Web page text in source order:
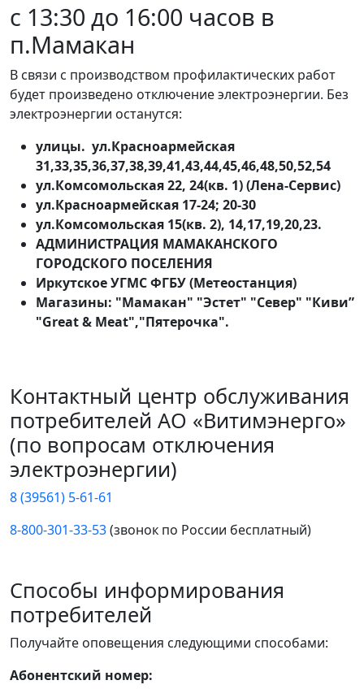
с 13:30 до 16:00 часов в
п.Мамакан
В связи с производством профилактических работ
будет произведено отключение электроэнергии. Без
электроэнергии останутся:
улицы. ул.Красноармейская
31,33,35,36,37,38,39,41,43,44,45,46,48,50,52,54
ул.Комсомольская 22, 24(кв. 1) (Лена-Сервис)
ул.Красноармейская 17-24; 20-30
ул.Комсомольская 15(кв. 2), 14,17,19,20,23.
АДМИНИСТРАЦИЯ МАМАКАНСКОГО
ГОРОДСКОГО ПОСЕЛЕНИЯ
Иркутское УГМС ФГБУ (Метеостанция)
Магазины: "Мамакан" "Эстет" "Север" "Киви”
"Great & Meat","Пятерочка".
Контактный центр обслуживания
потребителей АО «Витимэнерго»
(по вопросам отключения
электроэнергии)
8 (39561) 5-61-61
8-800-301-33-53(звонок по России бесплатный)
Способы информирования
потребителей
Получайте оповещения следующими способами:
Абонентский номер: